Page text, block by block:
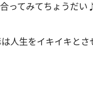
ってみてちょうだい
人生をイキイキとさ